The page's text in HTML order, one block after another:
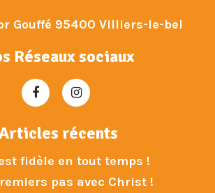
Gouffé 95400 Villiers-le-bel
Réseaux sociaux
récents
fidèle en tout temps !
pas avec Christ !